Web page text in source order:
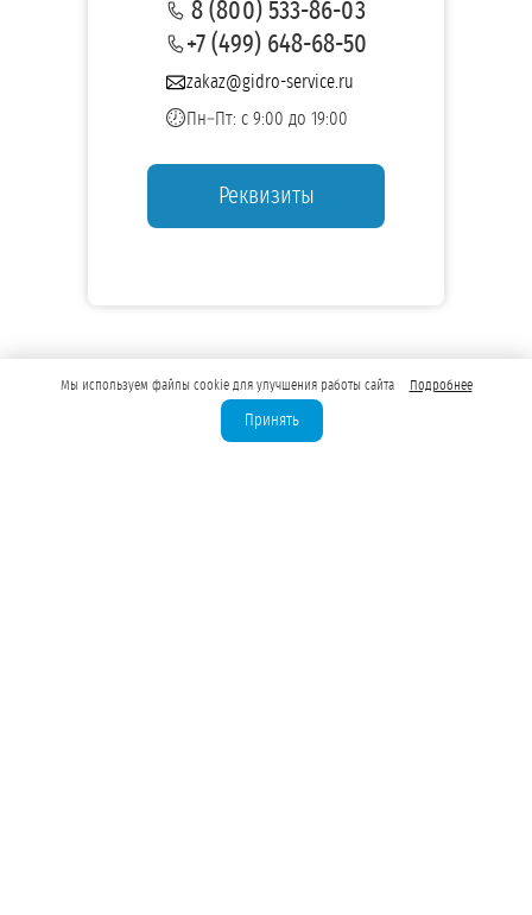
8 (800) 533-86-03
+7 (499) 648-68-50
zakaz@gidro-service.ru
Пн–Пт: с 9:00 до 19:00
Реквизиты
Мы используем файлы cookie для улучшения работы сайта Подробнее
Принять